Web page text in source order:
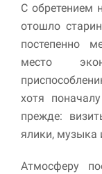
С обретением
отошло
постепенно
место
хотя
прежде:
ялики, музыка
Атмосферу